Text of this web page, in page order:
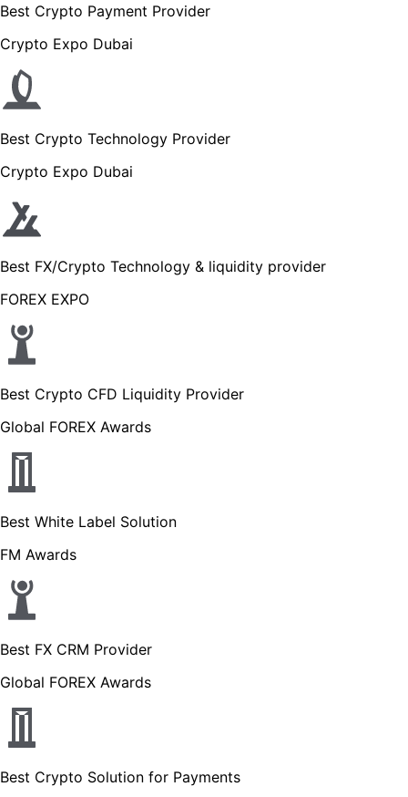
Best Crypto Payment Provider
Crypto Expo Dubai
Best Crypto Technology Provider
Crypto Expo Dubai
Best FX/Crypto Technology & liquidity provider
FOREX EXPO
Best Crypto CFD Liquidity Provider
Global FOREX Awards
Best White Label Solution
FM Awards
Best FX CRM Provider
Global FOREX Awards
Best Crypto Solution for Payments